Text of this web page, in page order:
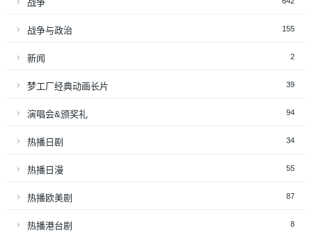
战争
战争与政治 155
新闻 2
梦工厂经典动画长片 39
演唱会&颁奖礼 94
热播日剧 34
热播日漫 55
热播欧美剧 87
热播港台剧 8